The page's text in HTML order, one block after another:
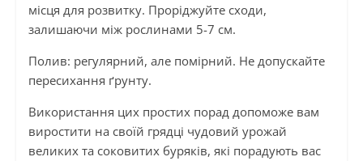
місця для розвитку. Проріджуйте сходи,
залишаючи між рослинами 5-7 см.
Полив: регулярний, але помірний. Не допускайте
пересихання ґрунту.
Використання цих простих порад допоможе вам
виростити на своїй грядці чудовий урожай
великих та соковитих буряків, які порадують вас